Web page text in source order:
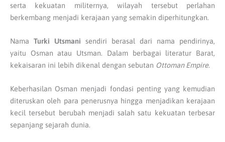
serta kekuatan militernya, wilayah tersebut perlahan
berkembang menjadi kerajaan yang semakin diperhitungkan.
Nama Turki Utsmani sendiri berasal dari nama pendirinya,
yaitu Osman atau Utsman. Dalam berbagai literatur Barat,
kekaisaran ini lebih dikenal dengan sebutan Ottoman Empire.
Keberhasilan Osman menjadi fondasi penting yang kemudian
diteruskan oleh para penerusnya hingga menjadikan kerajaan
kecil tersebut berubah menjadi salah satu kekuatan terbesar
sepanjang sejarah dunia.